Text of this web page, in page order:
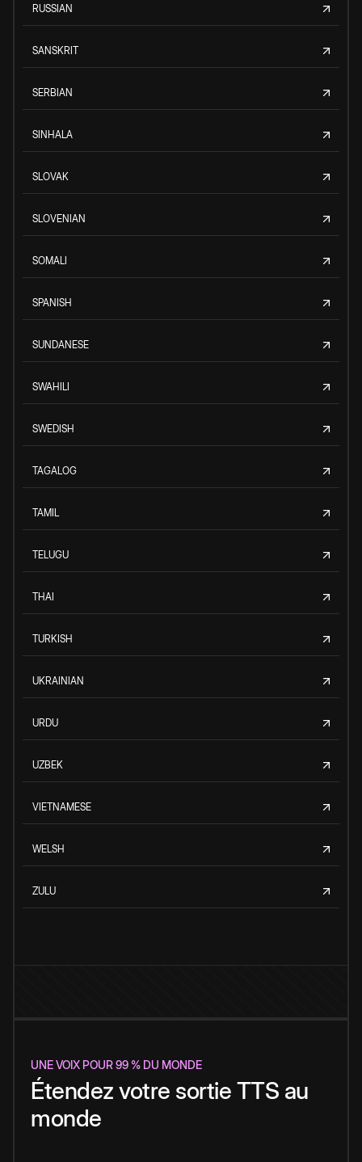
RUSSIAN
SANSKRIT
SERBIAN
SINHALA
SLOVAK
SLOVENIAN
SOMALI
SPANISH
SUNDANESE
SWAHILI
SWEDISH
TAGALOG
TAMIL
TELUGU
THAI
TURKISH
UKRAINIAN
URDU
UZBEK
VIETNAMESE
WELSH
ZULU
UNE VOIX POUR 99 % DU MONDE
Étendez votre sortie TTS au
monde